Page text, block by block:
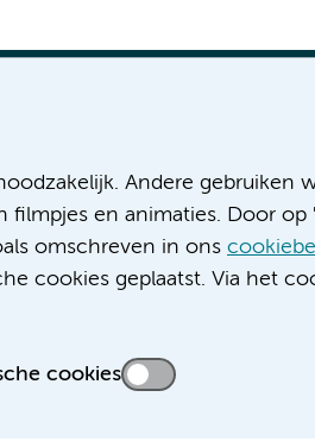
Andere gebruiken
en animaties. Door op
omschreven in ons
cookies geplaatst. Via het
cookies
Amsterdam UMC websites:
bij Amsterdam UMC
Amsterdam UMC
locatie AMC